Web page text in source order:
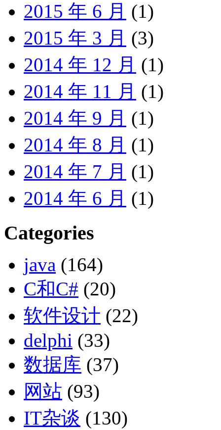
2015 年 6 月 (1)
2015 年 3 月 (3)
2014 年 12 月 (1)
2014 年 11 月 (1)
2014 年 9 月 (1)
2014 年 8 月 (1)
2014 年 7 月 (1)
2014 年 6 月 (1)
Categories
java (164)
C和C# (20)
软件设计 (22)
delphi (33)
数据库 (37)
网站 (93)
IT杂谈 (130)